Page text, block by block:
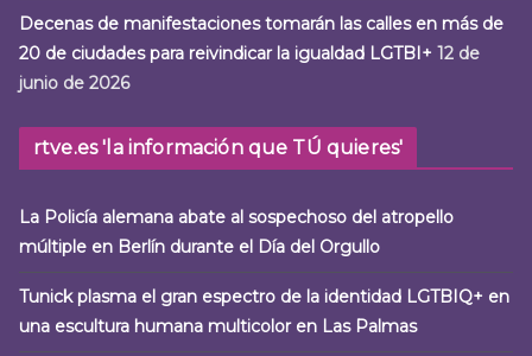
Decenas de manifestaciones tomarán las calles en más de
20 de ciudades para reivindicar la igualdad LGTBI+ 12 de
junio de 2026
rtve.es 'la información que TÚ quieres'
La Policía alemana abate al sospechoso del atropello
múltiple en Berlín durante el Día del Orgullo
Tunick plasma el gran espectro de la identidad LGTBIQ+ en
una escultura humana multicolor en Las Palmas